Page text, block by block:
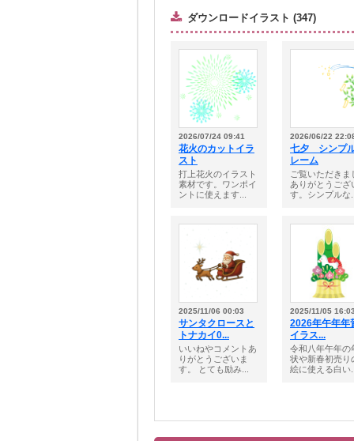
ダウンロードイラスト (347)
2026/07/24 09:41
花火のカットイラ
スト
打上花火のイラスト
素材です。ワンポイ
ントに使えます...
2026/06/22
七夕 シンプ
レーム
ご覧いただきま
ありがとうござ
す。シンプルな
2025/11/06 00:03
サンタクロースと
トナカイ0...
いいねやコメントあ
りがとうございま
す。 とても励み...
2025/11/05
2026年午年年
イラス...
令和八年午年の
状や新春初売り
絵に使える白い